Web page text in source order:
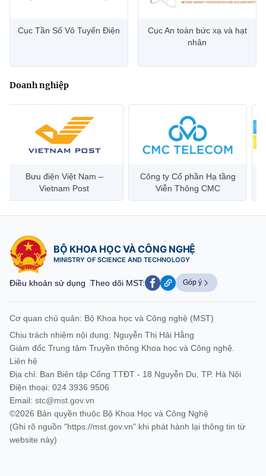
Cục Tần Số Vô Tuyến Điện
Cục An toàn bức xạ và hạt
nhân
Doanh nghiệp
Bưu điện Việt Nam –
Vietnam Post
Công ty Cổ phần Hạ tầng
Viễn Thông CMC
BỘ KHOA HỌC VÀ CÔNG NGHỆ
MINISTRY OF SCIENCE AND TECHNOLOGY
Điều khoản sử dụng Theo dõi MST: Góp ý
Cơ quan chủ quản: Bộ Khoa học và Công nghệ (MST)
Chịu trách nhiệm nội dung: Nguyễn Thị Hải Hằng
Giám đốc Trung tâm Truyền thông Khoa học và Công nghệ.
Liên hệ
Địa chỉ: Ban Biên tập Cổng TTĐT - 18 Nguyễn Du, TP. Hà Nội
Điện thoại: 024 3936 9506
Email: stc@mst.gov.vn
©2026 Bản quyền thuộc Bộ Khoa Học và Công Nghệ
(Ghi rõ nguồn "https://mst.gov.vn" khi phát hành lại thông tin từ
website này)